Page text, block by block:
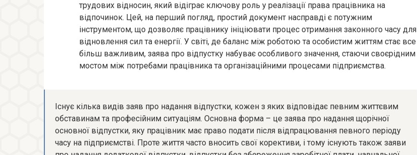
трудових відносин, який відіграє ключову роль у реалізації права працівника на
відпочинок. Цей, на перший погляд, простий документ насправді є потужним
інструментом, що дозволяє працівнику ініціювати процес отримання законного часу для
відновлення сил та енергії. У світі, де баланс між роботою та особистим життям стає все
більш важливим, заява про відпустку набуває особливого значення, стаючи своєрідним
мостом між потребами працівника та організаційними процесами підприємства.
Існує кілька видів заяв про надання відпустки, кожен з яких відповідає певним життєвим
обставинам та професійним ситуаціям. Основна форма – це заява про надання щорічної
основної відпустки, яку працівник має право подати після відпрацювання певного періоду
часу на підприємстві. Проте життя часто вносить свої корективи, і тому існують також заяви